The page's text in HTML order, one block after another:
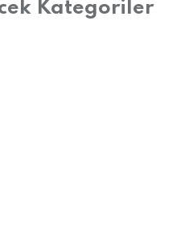
Kategoriler